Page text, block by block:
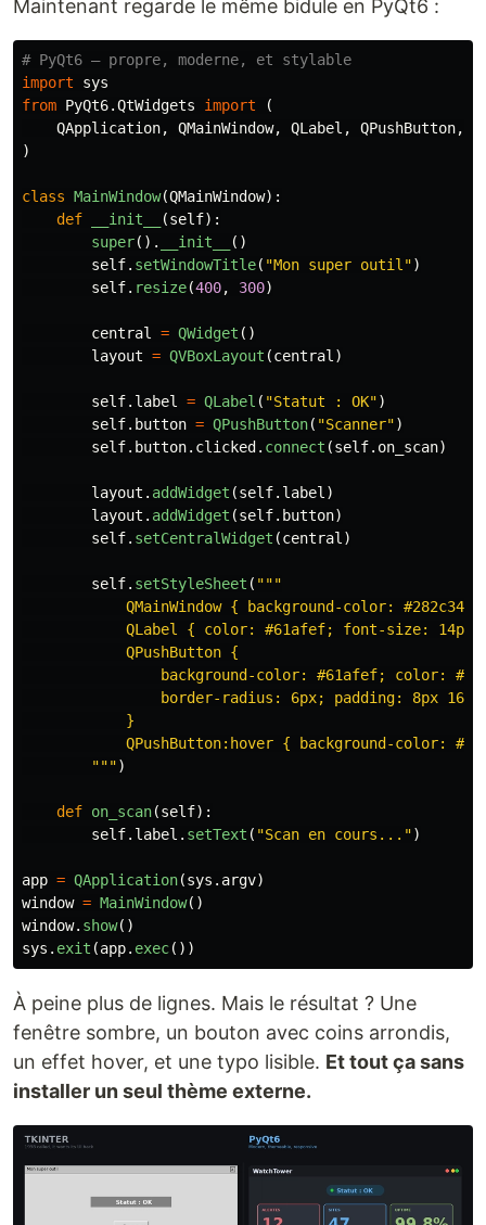
Maintenant regarde le même bidule en PyQt6 :
import
sys
from PyQt6.QtWidgets import
(
QApplication, QMainWindow, QLabel , QPushButton,
)
class MainWindow(QMainWindow):
def
__init__ (self):
super(). __init__
()
self. setWindowTitle( "Mon super outil")
self. resize(400, 300)
central = QWidget ()
layout = QVBoxLayout (central)
self. label = QLabel ( "Statut : OK")
self. button = QPushButton( "Scanner")
self. button. clicked . connect (self. on_scan)
layout . addWidget (self. label)
layout . addWidget (self. button)
self. setCentralWidget (central)
self. setStyleSheet ( """
QMainWindow { background-color: #282c34;
QLabel { color: #61afef; font-size:
            QPushButton {
background-color: #61afef; color:
border-radius: 6px; padding: 8px
            }
QPushButton:hover { background-color:
""")
def on_scan(self):
self. label . setText ( "Scan en cours... ")
app = QApplication(sys . argv)
window = MainWindow()
window. show()
sys . exit (app. exec())
À peine plus de lignes. Mais le résultat ? Une
fenêtre sombre, un bouton avec coins arrondis,
un effet hover, et une typo lisible. Et tout ça sans
installer un seul thème externe.